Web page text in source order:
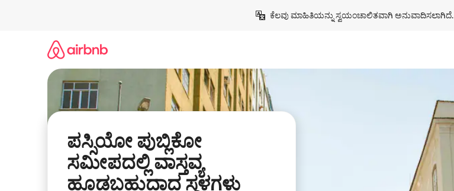
ಕೆಲವು ಮಾಹಿತಿಯನ್ನು ಸ್ವಯಂಚಾಲಿತವಾಗಿ ಅನುವಾದಿಸಲಾಗಿದೆ.
ಪಸ್ಸಿಯೋ ಪುಬ್ಲಿಕೋ
ಸಮೀಪದಲ್ಲಿ ವಾಸ್ತವ್ಯ
ಹೂಡಬಹುದಾದ ಸ್ಥಳಗಳು